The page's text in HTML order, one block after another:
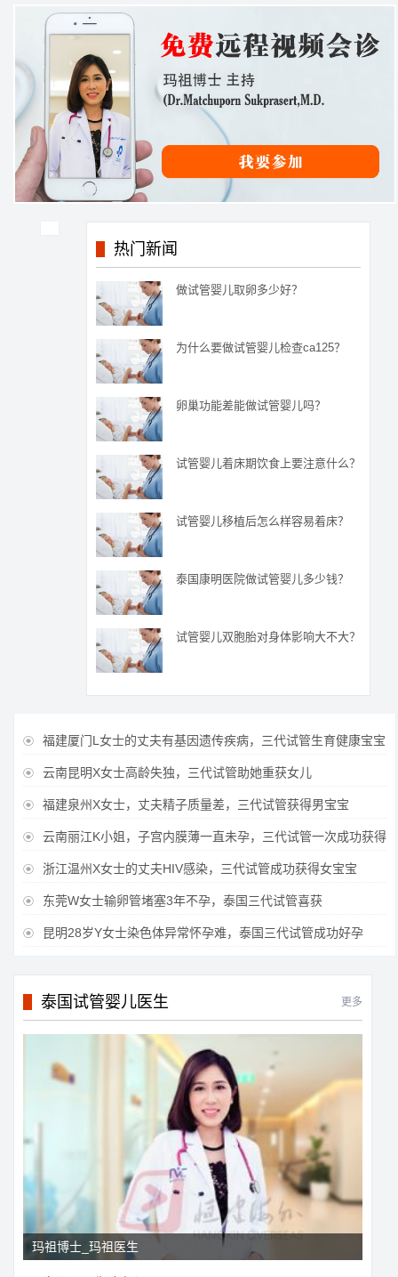
热门新闻
做试管婴儿取卵多少好？
为什么要做试管婴儿检查ca125？
卵巢功能差能做试管婴儿吗？
试管婴儿着床期饮食上要注意什么？
试管婴儿移植后怎么样容易着床？
泰国康明医院做试管婴儿多少钱？
试管婴儿双胞胎对身体影响大不大？
 福建厦门L女士的丈夫有基因遗传疾病，三代试管生育健康宝宝
 云南昆明X女士高龄失独，三代试管助她重获女儿
 福建泉州X女士，丈夫精子质量差，三代试管获得男宝宝
 云南丽江K小姐，子宫内膜薄一直未孕，三代试管一次成功获得
 浙江温州X女士的丈夫HIV感染，三代试管成功获得女宝宝
 东莞W女士输卵管堵塞3年不孕，泰国三代试管喜获
 昆明28岁Y女士染色体异常怀孕难，泰国三代试管成功好孕
泰国试管婴儿医生 更多
玛祖博士_玛祖医生